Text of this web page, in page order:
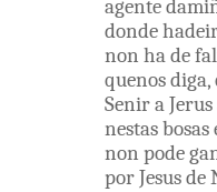
agente
donde
non hade
quenosdiga,
Senira
nestasbosas
non pode
porJesusde